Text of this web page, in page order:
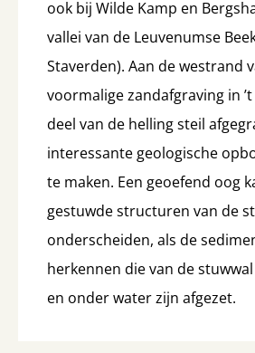
ook bij Wilde Kamp en
vallei van de Leuvenumse
Staverden). Aan de westrand
voormalige zandafgraving in
deel van de helling steil
interessante geologische
te maken. Een geoefend oog
gestuwde structuren van de
onderscheiden, als de
herkennen die van de
en onder water zijn afgezet.